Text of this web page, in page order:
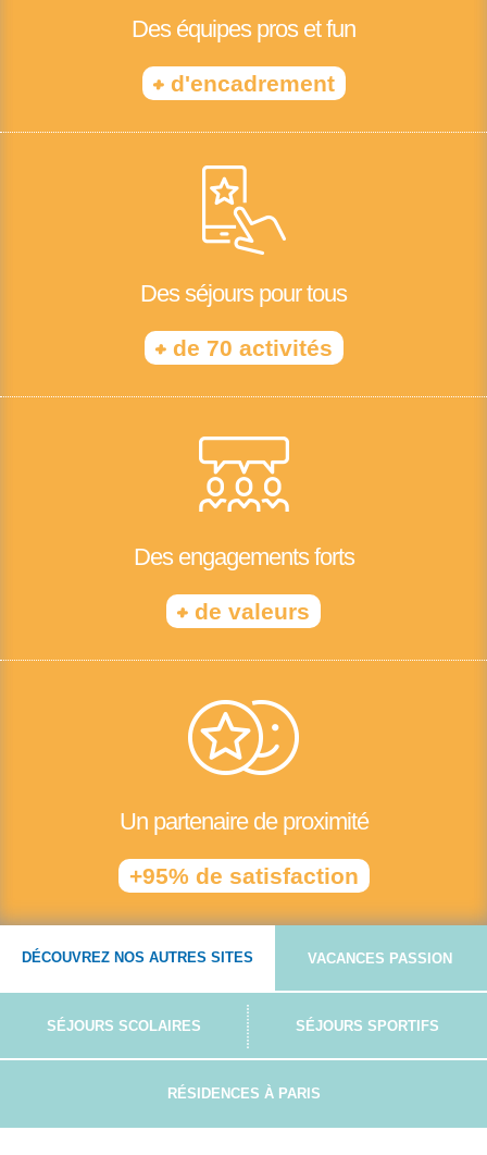
Des équipes pros et fun
+d'encadrement
Des séjours pour tous
+de 70 activités
Des engagements forts
+ de valeurs
Un partenaire de proximité
+95% de satisfaction
DÉCOUVREZ NOS AUTRES SITES VACANCES PASSION
SÉJOURS SCOLAIRES SÉJOURS SPORTIFS
RÉSIDENCES À PARIS